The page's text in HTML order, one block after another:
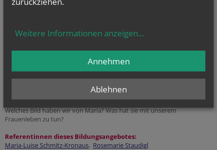
Mystikerinnen Hildegard von Bingen, Theresa von Avila,..
Methoden: Kontemplation, Textarbeit, spirituelle Tänze und Lieder,
Referentin dieses Bildungsangebotes:Poli Zach-Sofaly
Welches Bild haben wir von Maria? Was hat sie mit unserem
Frauenleben zu tun?
Referentinnen dieses Bildungsangebotes:
Maria-Luise Schmitz-Kronaus, Rosemarie Staudigl
Weitere Informationen anzeigen...
Ablehnen
Annehmen